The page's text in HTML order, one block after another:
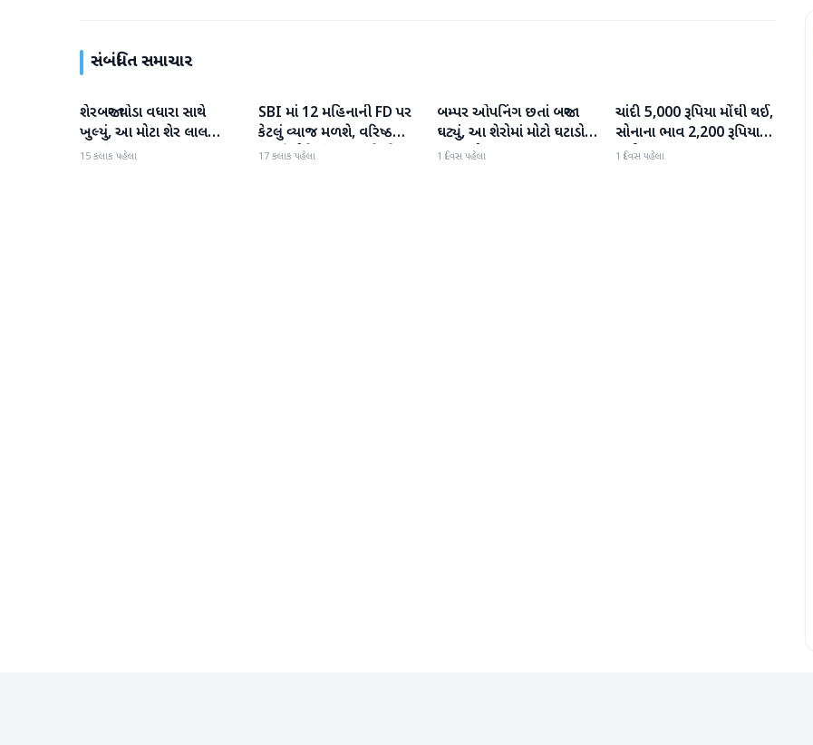
સંબંધિત સમાચાર
બિઝનેસ
શેરબજાર થોડા વધારા સાથે
ખુલ્યું, આ મોટા શેર લાલ
રંગમાં ખુલ્યા
15 કલાક પહેલા
બિઝનેસ
SBI માં 12 મહિનાની FD પર
કેટલું વ્યાજ મળશે, વરિષ્ઠ
નાગરિકોને શું લાભ મળે છે?
17 કલાક પહેલા
બિઝનેસ
બમ્પર ઓપનિંગ છતાં બજાર
ઘટ્યું, આ શેરોમાં મોટો ઘટાડો
જોવા મળ્યો
1 દિવસ પહેલા
બિઝનેસ
ચાંદી 5,000 રૂપિયા મોંઘી થઈ,
સોનાના ભાવ 2,200 રૂપિયા
સુધી વધ્યા
1 દિવસ પહેલા